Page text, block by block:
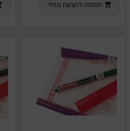
הוספה להצעת מחיר